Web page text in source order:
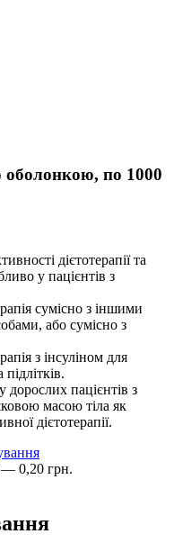
оболонкою, по 1000
дієтотерапії та
у пацієнтів з
сумісно з іншими
або сумісно з
з інсуліном для
дорослих пацієнтів з
масою тіла як
дієтотерапії.
— 0,20 грн.